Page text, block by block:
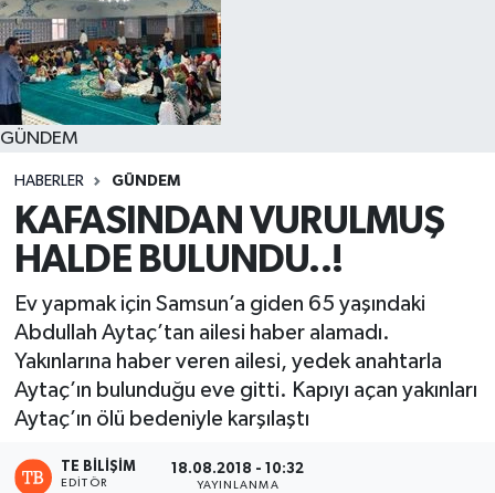
GÜNDEM
HABERLER GÜNDEM
KAFASINDAN VURULMUŞ
HALDE BULUNDU..!
Ev yapmak için Samsun’a giden 65 yaşındaki
Abdullah Aytaç’tan ailesi haber alamadı.
Yakınlarına haber veren ailesi, yedek anahtarla
Aytaç’ın bulunduğu eve gitti. Kapıyı açan yakınları
Aytaç’ın ölü bedeniyle karşılaştı
TE BILIŞIM
EDITÖR
18.08.2018 - 10:32
YAYINLANMA